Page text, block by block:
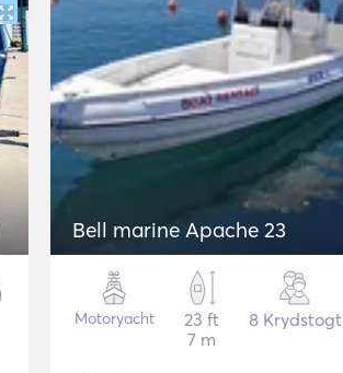
Bell marine Apache 23
Motoryacht
23 ft
7 m
8 Krydstogt